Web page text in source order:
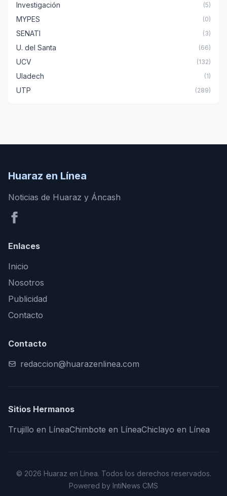
Investigación (5)
MYPES (0)
SENATI (3)
U. del Santa (66)
UCV (132)
Uladech (1)
UTP (289)
Huaraz en Línea
Noticias de Huaraz y Áncash
Enlaces
Inicio
Nosotros
Publicidad
Contacto
Contacto
redaccion@huarazenlinea.com
Sitios Hermanos
Trujillo en LíneaChimbote en LíneaChiclayo en Línea
© 2026 Huaraz en Línea. Todos los derechos reservados.
Powered by IntiNews CMS